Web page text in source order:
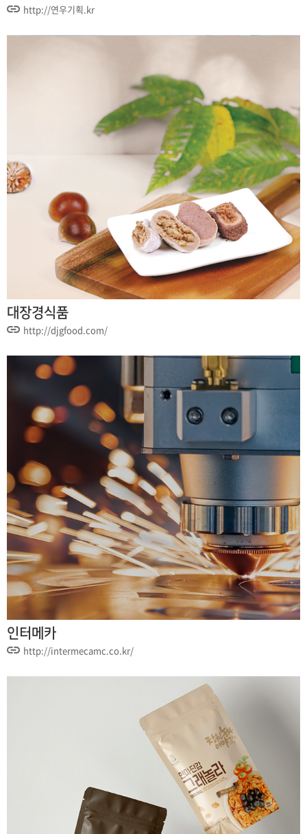
http://연우기획.kr
대장경식품
http://djgfood.com/
인터메카
http://intermecamc.co.kr/